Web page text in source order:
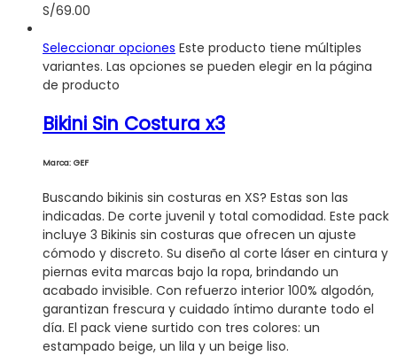
S/69.00
Seleccionar opciones Este producto tiene múltiples
variantes. Las opciones se pueden elegir en la página
de producto
Bikini Sin Costura x3
Marca: GEF
Buscando bikinis sin costuras en XS? Estas son las
indicadas. De corte juvenil y total comodidad. Este pack
incluye 3 Bikinis sin costuras que ofrecen un ajuste
cómodo y discreto. Su diseño al corte láser en cintura y
piernas evita marcas bajo la ropa, brindando un
acabado invisible. Con refuerzo interior 100% algodón,
garantizan frescura y cuidado íntimo durante todo el
día. El pack viene surtido con tres colores: un
estampado beige, un lila y un beige liso.